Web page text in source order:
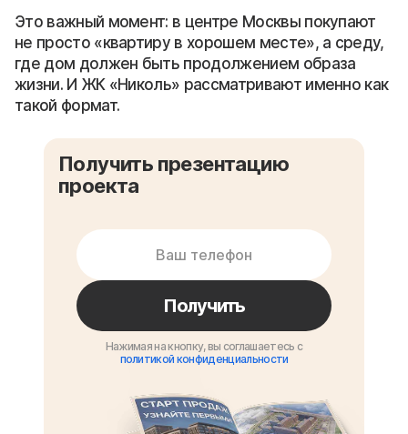
Это важный момент: в центре Москвы покупают
не просто «квартиру в хорошем месте», а среду,
где дом должен быть продолжением образа
жизни. И ЖК «Николь» рассматривают именно как
такой формат.
Получить презентацию
проекта
Получить
Нажимая на кнопку, вы соглашаетесь с
политикой конфиденциальности